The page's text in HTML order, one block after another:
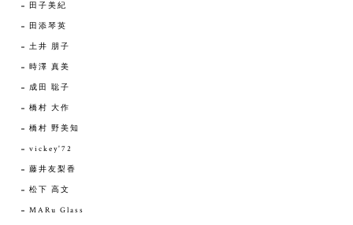
田子美紀
田添琴英
土井 朋子
時澤 真美
成田 聡子
橋村 大作
橋村 野美知
vickey'72
藤井友梨香
松下 高文
MARu Glass